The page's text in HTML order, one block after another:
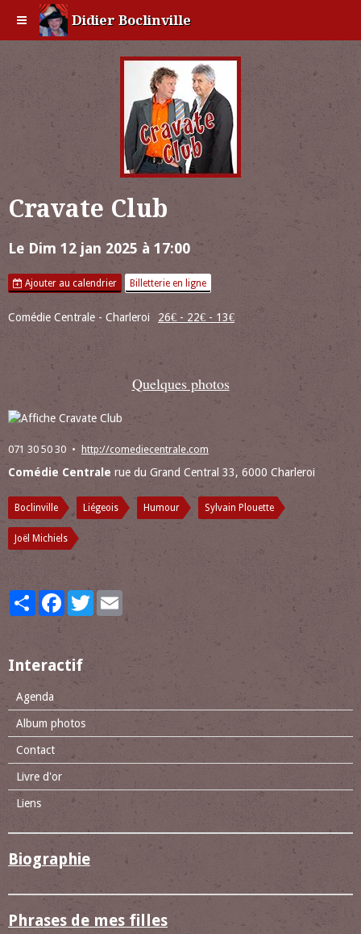
Didier Boclinville
Cravate Club
Le Dim 12 jan 2025 à 17:00
Ajouter au calendrier Billetterie en ligne
Comédie Centrale - Charleroi 26€ - 22€ - 13€
Quelques photos
071 30 50 30 http://comediecentrale.com
Comédie Centrale rue du Grand Central 33, 6000 Charleroi
Boclinville Liégeois Humour Sylvain Plouette
Joël Michiels
PartagerFacebookTwitter
Interactif
Agenda
Album photos
Contact
Livre d'or
Liens
Biographie
Phrases de mes filles